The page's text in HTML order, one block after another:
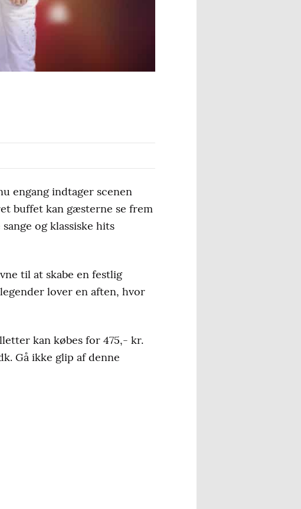
engang indtager scenen
buffet kan gæsterne se frem
og klassiske hits
til at skabe en festlig
lover en aften, hvor
kan købes for 475,- kr.
Gå ikke glip af denne